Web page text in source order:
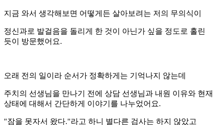
지금 와서 생각해보면 어떻게든 살아보려는 저의 무의식이
정신과로 발걸음을 돌리게 한 것이 아닌가 싶을 정도로 홀린
듯이 방문했어요.
오래 전의 일이라 순서가 정확하게는 기억나지 않는데
주치의 선생님을 만나기 전에 상담 선생님과 내원 이유와 현재
상태에 대해서 간단하게 이야기를 나누었어요.
"잠을 못자서 왔다."라고 하니 별다른 검사는 하지 않았고